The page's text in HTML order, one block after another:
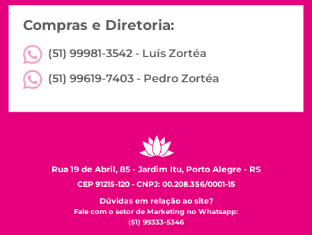
Compras e Diretoria:
(51) 99981-3542 - Luís Zortéa
(51) 99619-7403 - Pedro Zortéa
Rua 19 de Abril, 85 - Jardim Itu, Porto Alegre - RS
CEP 91215-120 - CNPJ: 00.208.356/0001-15
Dúvidas em relação ao site?
Fale com o setor de Marketing no Whatsapp:
(51) 99333-5346